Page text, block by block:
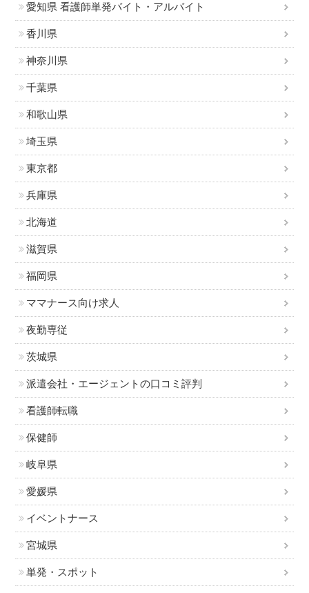
愛知県 看護師単発バイト・アルバイト
香川県
神奈川県
千葉県
和歌山県
埼玉県
東京都
兵庫県
北海道
滋賀県
福岡県
ママナース向け求人
夜勤専従
茨城県
派遣会社・エージェントの口コミ評判
看護師転職
保健師
岐阜県
愛媛県
イベントナース
宮城県
単発・スポット